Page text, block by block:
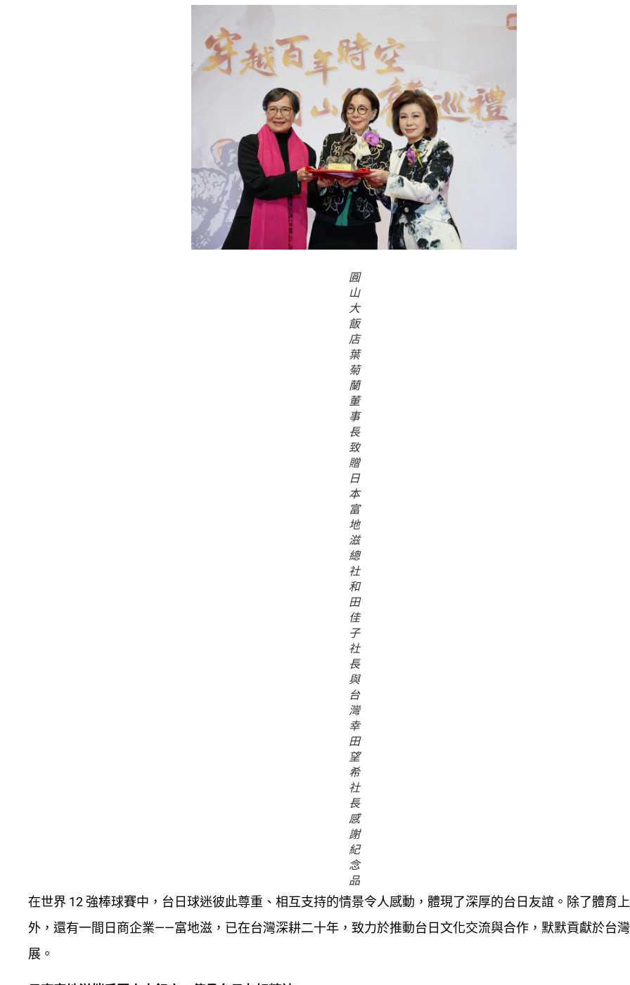
圓
山
大
飯
店
葉
菊
蘭
董
事
長
致
贈
日
本
富
地
滋
總
社
和
田
佳
子
社
長
與
台
灣
幸
田
望
希
社
長
感
謝
紀
念
品
在世界 12 強棒球賽中，台日球迷彼此尊重、相互支持的情景令人感動，體現了深厚的台日友誼。除了體育
外，還有一間日商企業——富地滋，已在台灣深耕二十年，致力於推動台日文化交流與合作，默默貢獻於台
展。